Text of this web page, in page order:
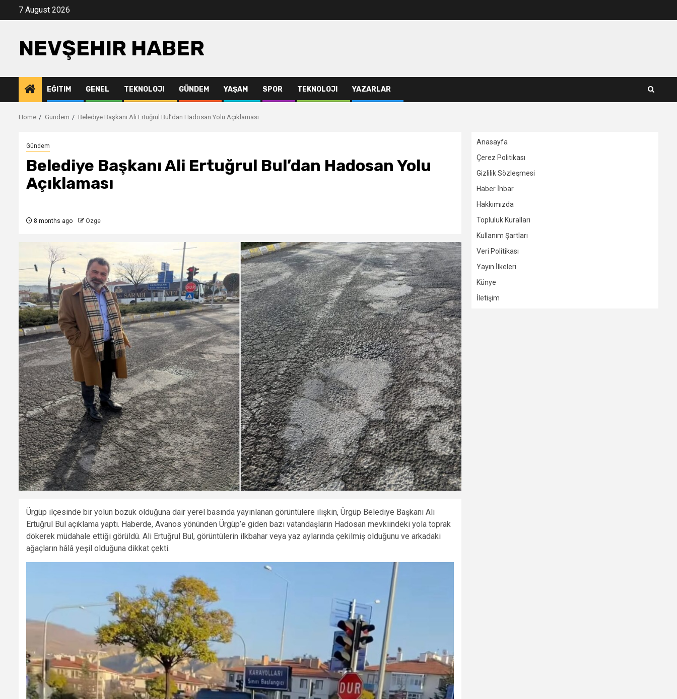
7 August 2026
NEVŞEHIR HABER
EĞITIM GENEL TEKNOLOJI GÜNDEM YAŞAM SPOR TEKNOLOJI YAZARLAR
Home Gündem Belediye Başkanı Ali Ertuğrul Bul’dan Hadosan Yolu Açıklaması
Gündem
Belediye Başkanı Ali Ertuğrul Bul’dan Hadosan Yolu
Açıklaması
8 months ago Ozge
Ürgüp ilçesinde bir yolun bozuk olduğuna dair yerel basında yayınlanan görüntülere ilişkin, Ürgüp Belediye Başkanı Ali
Ertuğrul Bul açıklama yaptı. Haberde, Avanos yönünden Ürgüp’e giden bazı vatandaşların Hadosan mevkiindeki yola toprak
dökerek müdahale ettiği görüldü. Ali Ertuğrul Bul, görüntülerin ilkbahar veya yaz aylarında çekilmiş olduğunu ve arkadaki
ağaçların hâlâ yeşil olduğuna dikkat çekti.
Anasayfa
Çerez Politikası
Gizlilik Sözleşmesi
Haber İhbar
Hakkımızda
Topluluk Kuralları
Kullanım Şartları
Veri Politikası
Yayın İlkeleri
Künye
İletişim